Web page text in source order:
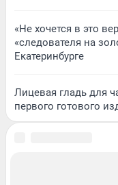
«Не хочется в это
«следователя на
Екатеринбурге
Лицевая гладь для
первого готового